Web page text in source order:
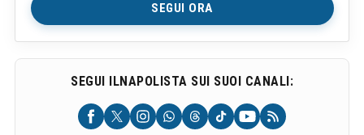
SEGUI ORA
SEGUI ILNAPOLISTA SUI SUOI CANALI: